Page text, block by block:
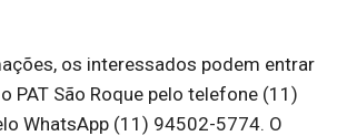
os interessados podem entrar
PAT São Roque pelo telefone (11)
WhatsApp (11) 94502-5774. O